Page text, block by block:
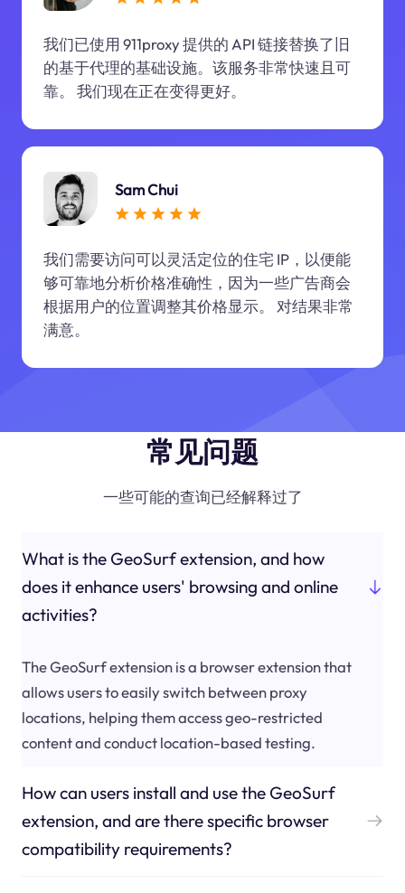
我们已使用 911proxy 提供的 API 链接替换了旧
的基于代理的基础设施。该服务非常快速且可
靠。 我们现在正在变得更好。
Sam Chui
我们需要访问可以灵活定位的住宅 IP，以便能
够可靠地分析价格准确性，因为一些广告商会
根据用户的位置调整其价格显示。 对结果非常
满意。
常见问题
一些可能的查询已经解释过了
What is the GeoSurf extension, and how
does it enhance users' browsing and online
activities?
The GeoSurf extension is a browser extension that
allows users to easily switch between proxy
locations, helping them access geo-restricted
content and conduct location-based testing.
How can users install and use the GeoSurf
extension, and are there specific browser
compatibility requirements?